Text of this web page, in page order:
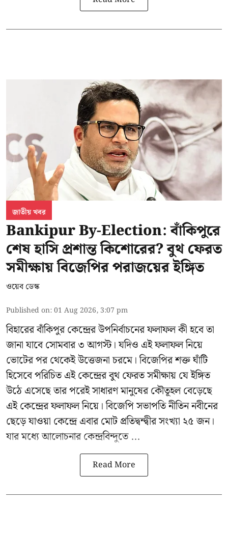
জাতীয় খবর
Bankipur By-Election: বাঁকিপুরে
শেষ হাসি প্রশান্ত কিশোরের? বুথ ফেরত
সমীক্ষায় বিজেপির পরাজয়ের ইঙ্গিত
ওয়েব ডেস্ক
Published on:01 Aug 2026, 3:07 pm
বিহারের বাঁকিপুর কেন্দ্রের উপনির্বাচনের ফলাফল কী হবে তা
জানা যাবে সোমবার ৩ আগস্ট। যদিও এই ফলাফল নিয়ে
ভোটের পর থেকেই উত্তেজনা চরমে। বিজেপির শক্ত ঘাঁটি
হিসেবে পরিচিত এই কেন্দ্রের বুথ ফেরত সমীক্ষায় যে ইঙ্গিত
উঠে এসেছে তার পরেই সাধারণ মানুষের কৌতূহল বেড়েছে
এই কেন্দ্রের ফলাফল নিয়ে। বিজেপি সভাপতি নীতিন নবীনের
ছেড়ে যাওয়া কেন্দ্রে এবার মোট প্রতিদ্বন্দ্বীর সংখ্যা ২৫ জন।
যার মধ্যে আলোচনার কেন্দ্রবিন্দুতে ...
Read More